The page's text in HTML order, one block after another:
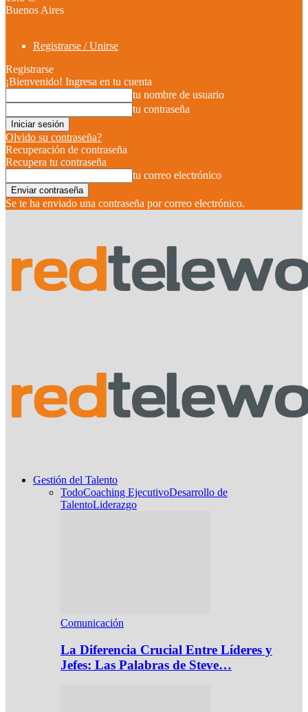
Buenos Aires
Registrarse / Unirse
Registrarse
¡Bienvenido! Ingresa en tu cuenta
tu nombre de usuario
tu contraseña
Olvido su contraseña?
Recuperación de contraseña
Recupera tu contraseña
tu correo electrónico
Se te ha enviado una contraseña por correo electrónico.
Gestión del Talento
TodoCoaching EjecutivoDesarrollo de
TalentoLiderazgo
Comunicación
La Diferencia Crucial Entre Líderes y
Jefes: Las Palabras de Steve…